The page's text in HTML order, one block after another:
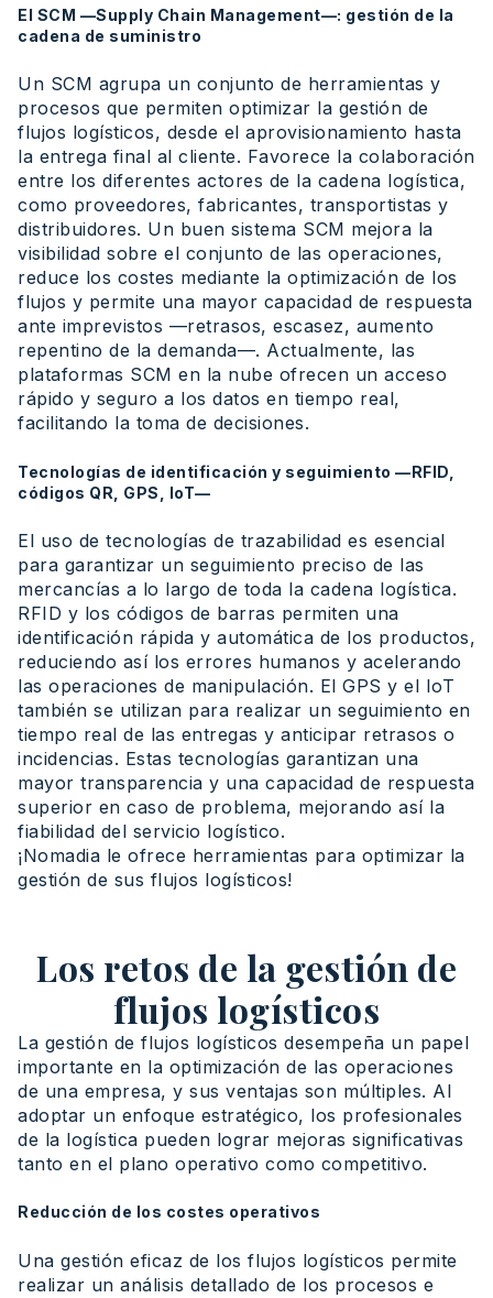
El SCM —Supply Chain Management—: gestión de la
cadena de suministro
Un SCM agrupa un conjunto de herramientas y
procesos que permiten optimizar la gestión de
flujos logísticos, desde el aprovisionamiento hasta
la entrega final al cliente. Favorece la colaboración
entre los diferentes actores de la cadena logística,
como proveedores, fabricantes, transportistas y
distribuidores. Un buen sistema SCM mejora la
visibilidad sobre el conjunto de las operaciones,
reduce los costes mediante la optimización de los
flujos y permite una mayor capacidad de respuesta
ante imprevistos —retrasos, escasez, aumento
repentino de la demanda—. Actualmente, las
plataformas SCM en la nube ofrecen un acceso
rápido y seguro a los datos en tiempo real,
facilitando la toma de decisiones.
Tecnologías de identificación y seguimiento —RFID,
códigos QR, GPS, IoT—
El uso de tecnologías de trazabilidad es esencial
para garantizar un seguimiento preciso de las
mercancías a lo largo de toda la cadena logística.
RFID y los códigos de barras permiten una
identificación rápida y automática de los productos,
reduciendo así los errores humanos y acelerando
las operaciones de manipulación. El GPS y el IoT
también se utilizan para realizar un seguimiento en
tiempo real de las entregas y anticipar retrasos o
incidencias. Estas tecnologías garantizan una
mayor transparencia y una capacidad de respuesta
superior en caso de problema, mejorando así la
fiabilidad del servicio logístico.
¡Nomadia le ofrece herramientas para optimizar la
gestión de sus flujos logísticos!
Los retos de la gestión de
flujos logísticos
La gestión de flujos logísticos desempeña un papel
importante en la optimización de las operaciones
de una empresa, y sus ventajas son múltiples. Al
adoptar un enfoque estratégico, los profesionales
de la logística pueden lograr mejoras significativas
tanto en el plano operativo como competitivo.
Reducción de los costes operativos
Una gestión eficaz de los flujos logísticos permite
realizar un análisis detallado de los procesos e